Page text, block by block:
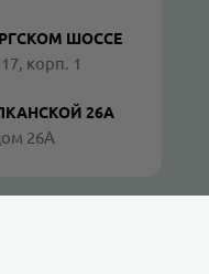
ШОССЕ
корп. 1
26А
26А